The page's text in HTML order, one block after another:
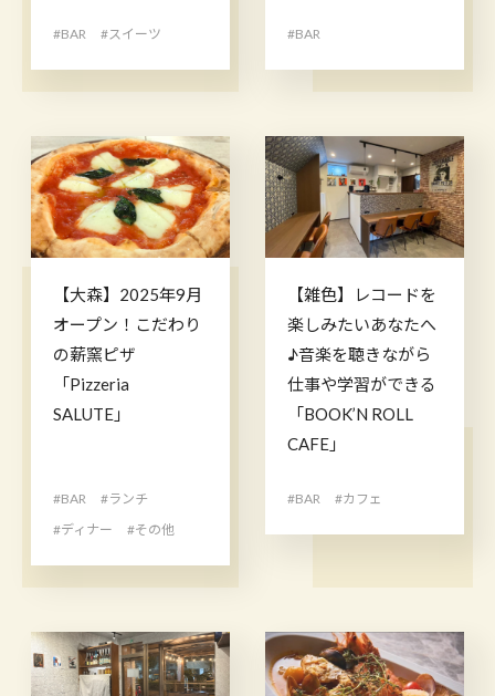
#BAR #スイーツ #BAR
【大森】2025年9月
オープン！こだわり
の薪窯ピザ
「Pizzeria
SALUTE」
#BAR
#ランチ
#ディナー
#その他
【雑色】レコードを
楽しみたいあなたへ
♪音楽を聴きながら
仕事や学習ができる
「BOOK’N ROLL
CAFE」
#BAR #カフェ